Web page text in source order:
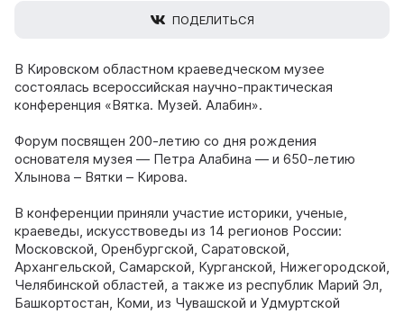
ПОДЕЛИТЬСЯ
В Кировском областном краеведческом музее
состоялась всероссийская научно-практическая
конференция «Вятка. Музей. Алабин».
Форум посвящен 200-летию со дня рождения
основателя музея — Петра Алабина — и 650-летию
Хлынова – Вятки – Кирова.
В конференции приняли участие историки, ученые,
краеведы, искусствоведы из 14 регионов России:
Московской, Оренбургской, Саратовской,
Архангельской, Самарской, Курганской, Нижегородской,
Челябинской областей, а также из республик Марий Эл,
Башкортостан, Коми, из Чувашской и Удмуртской